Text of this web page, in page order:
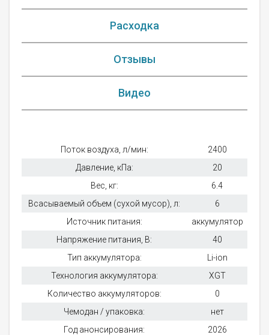
Расходка
Отзывы
Видео
Поток воздуха, л/мин:
2400
Давление, кПа:
20
Вес, кг:
6.4
Всасываемый объем (сухой мусор), л:
6
Источник питания:
аккумулятор
Напряжение питания, В:
40
Тип аккумулятора:
Li-ion
Технология аккумулятора:
XGT
Количество аккумуляторов:
0
Чемодан / упаковка:
нет
Год анонсирования:
2026